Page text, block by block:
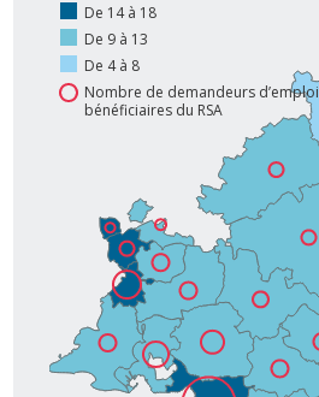
De 14 à 18
De 9 à 13
De 4 à 8
Nombre de demandeurs d’emploi
bénéficiaires du RSA